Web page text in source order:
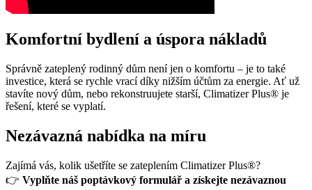
Komfortní bydlení a úspora nákladů
Správně zateplený rodinný dům není jen o komfortu – je to také
investice, která se rychle vrací díky nižším účtům za energie. Ať už
stavíte nový dům, nebo rekonstruujete starší, Climatizer Plus® je
řešení, které se vyplatí.
Nezávazná nabídka na míru
Zajímá vás, kolik ušetříte se zateplením Climatizer Plus®?
👉 Vyplňte náš poptávkový formulář a získejte nezávaznou